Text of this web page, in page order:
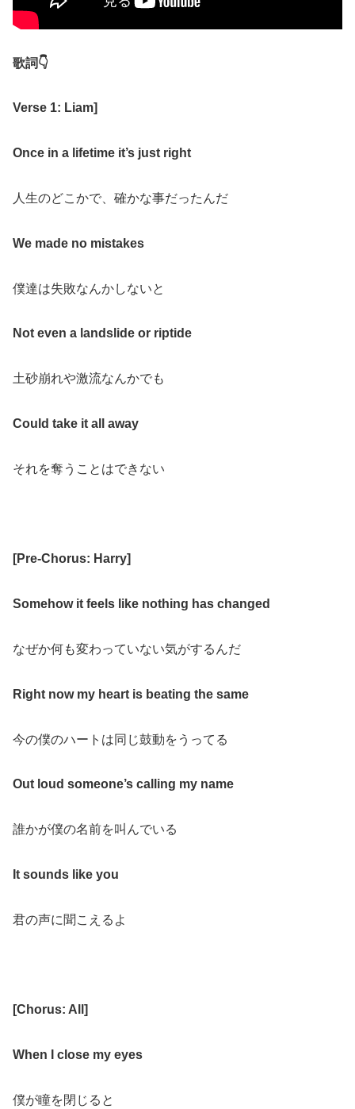
歌詞👇
Verse 1: Liam]
Once in a lifetime it’s just right
人生のどこかで、確かな事だったんだ
We made no mistakes
僕達は失敗なんかしないと
Not even a landslide or riptide
土砂崩れや激流なんかでも
Could take it all away
それを奪うことはできない
[Pre-Chorus: Harry]
Somehow it feels like nothing has changed
なぜか何も変わっていない気がするんだ
Right now my heart is beating the same
今の僕のハートは同じ鼓動をうってる
Out loud someone’s calling my name
誰かが僕の名前を叫んでいる
It sounds like you
君の声に聞こえるよ
[Chorus: All ]
When I close my eyes
僕が瞳を閉じると